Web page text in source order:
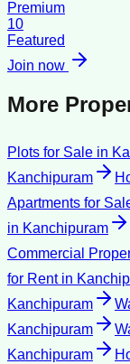
Premium
10
Featured
Join now
More
Plots for Sale in
Kanchipuram
Apartments for
in Kanchipuram
Commercial
for Rentin
Kanchipuram
Kanchipuram
Kanchipuram